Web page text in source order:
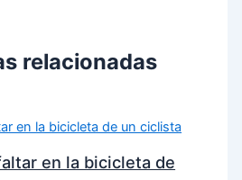
relacionadas
en la bicicleta de